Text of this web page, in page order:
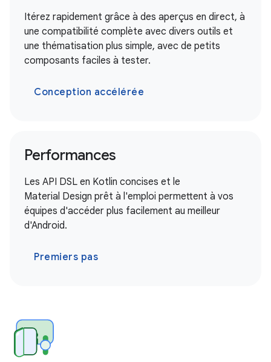
Itérez rapidement grâce à des aperçus en direct, à
une compatibilité complète avec divers outils et
une thématisation plus simple, avec de petits
composants faciles à tester.
Conception accélérée
Performances
Les API DSL en Kotlin concises et le
Material Design prêt à l'emploi permettent à vos
équipes d'accéder plus facilement au meilleur
d'Android.
Premiers pas